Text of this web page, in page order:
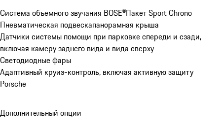
Система объемного звучания BOSE®Пакет Sport Chrono
Пневматическая подвескапанорамная крыша
Датчики системы помощи при парковке спереди и сзади,
включая камеру заднего вида и вида сверху
Светодиодные фары
Адаптивный круиз-контроль, включая активную защиту
Porsche
Дополнительный опции